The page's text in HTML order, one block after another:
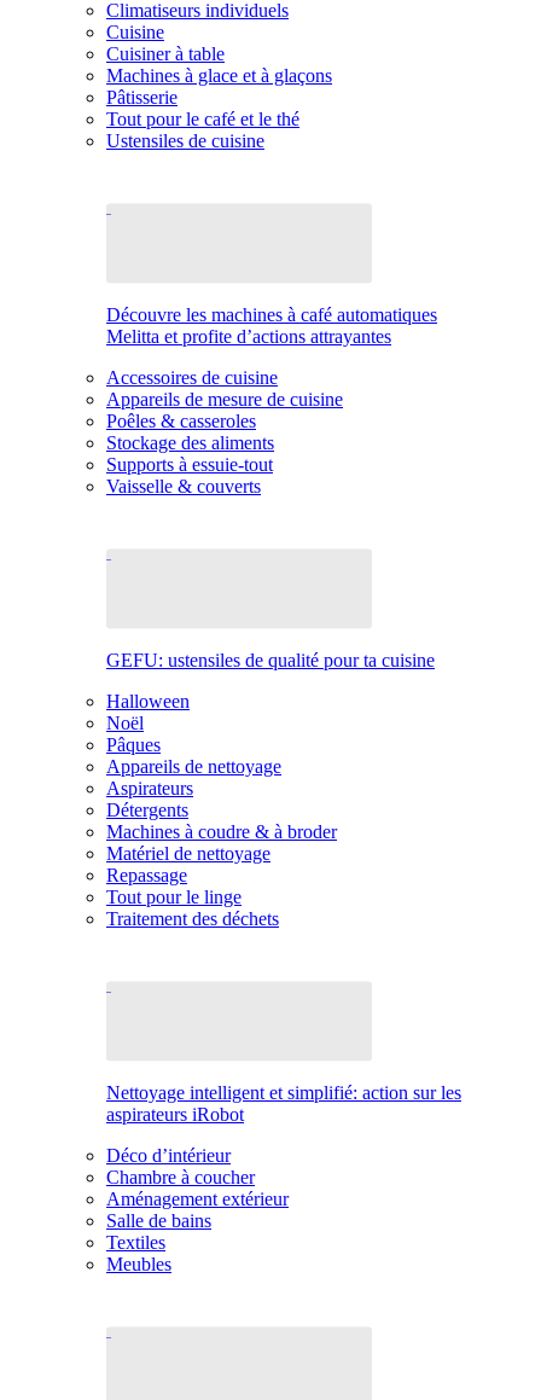
Climatiseurs individuels
Cuisine
Cuisiner à table
Machines à glace et à glaçons
Pâtisserie
Tout pour le café et le thé
Ustensiles de cuisine
Découvre les machines à café automatiques
Melitta et profite d’actions attrayantes
Accessoires de cuisine
Appareils de mesure de cuisine
Poêles & casseroles
Stockage des aliments
Supports à essuie-tout
Vaisselle & couverts
GEFU: ustensiles de qualité pour ta cuisine
Halloween
Noël
Pâques
Appareils de nettoyage
Aspirateurs
Détergents
Machines à coudre & à broder
Matériel de nettoyage
Repassage
Tout pour le linge
Traitement des déchets
Nettoyage intelligent et simplifié: action sur les
aspirateurs iRobot
Déco d’intérieur
Chambre à coucher
Aménagement extérieur
Salle de bains
Textiles
Meubles